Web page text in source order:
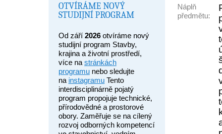
OTVÍRÁME NOVÝ
STUDIJNÍ PROGRAM
Od září 2026 otvíráme nový
studijní program Stavby,
krajina a životní prostředí,
více na stránkách
programu nebo sledujte
na instagramu Tento
interdisciplinárně pojatý
program propojuje technické,
přírodovědné a prostorové
obory. Zaměřuje se na cílený
rozvoj odborných kompetencí
Náplň
předmětu: